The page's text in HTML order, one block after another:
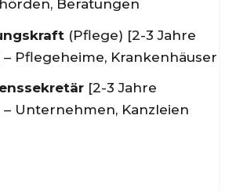
Beratungen
(Pflege) [2-3 Jahre
Pflegeheime, Krankenhäuser
[2-3 Jahre
Unternehmen, Kanzleien